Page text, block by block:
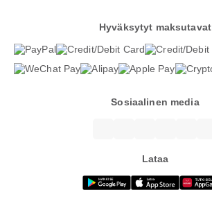
Hyväksytyt maksutavat
Sosiaalinen media
Lataa